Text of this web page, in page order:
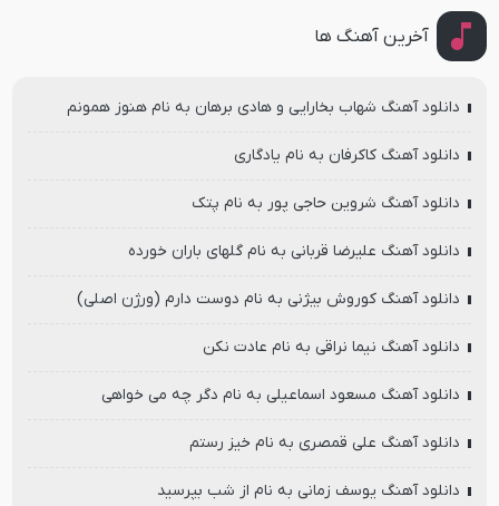
آخرین آهنگ ها
دانلود آهنگ شهاب بخارایی و هادی برهان به نام هنوز همونم
دانلود آهنگ کاکرفان به نام یادگاری
دانلود آهنگ شروین حاجی پور به نام پتک
دانلود آهنگ علیرضا قربانی به نام گلهای باران خورده
دانلود آهنگ کوروش بیژنی به نام دوست دارم (ورژن اصلی)
دانلود آهنگ نیما نراقی به نام عادت نکن
دانلود آهنگ مسعود اسماعیلی به نام دگر چه می خواهی
دانلود آهنگ علی قمصری به نام خیز رستم
دانلود آهنگ یوسف زمانی به نام از شب بپرسید